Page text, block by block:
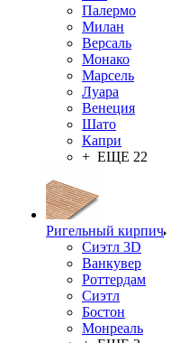
Палермо
Милан
Версаль
Монако
Марсель
Луара
Венеция
Шато
Капри
+ ЕЩЕ 22
Ригельный кирпич
Сиэтл 3D
Ванкувер
Роттердам
Сиэтл
Бостон
Монреаль